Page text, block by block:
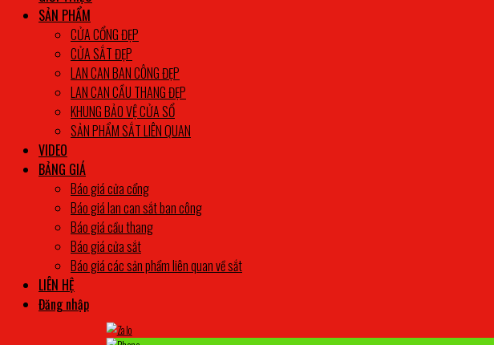
SẢN PHẨM
CỬA CỔNG ĐẸP
CỬA SẮT ĐẸP
LAN CAN BAN CÔNG ĐẸP
LAN CAN CẦU THANG ĐẸP
KHUNG BẢO VỆ CỬA SỔ
SẢN PHẨM SẮT LIÊN QUAN
VIDEO
BẢNG GIÁ
Báo giá cửa cổng
Báo giá lan can sắt ban công
Báo giá cầu thang
Báo giá cửa sắt
Báo giá các sản phẩm liên quan về sắt
LIÊN HỆ
Đăng nhập